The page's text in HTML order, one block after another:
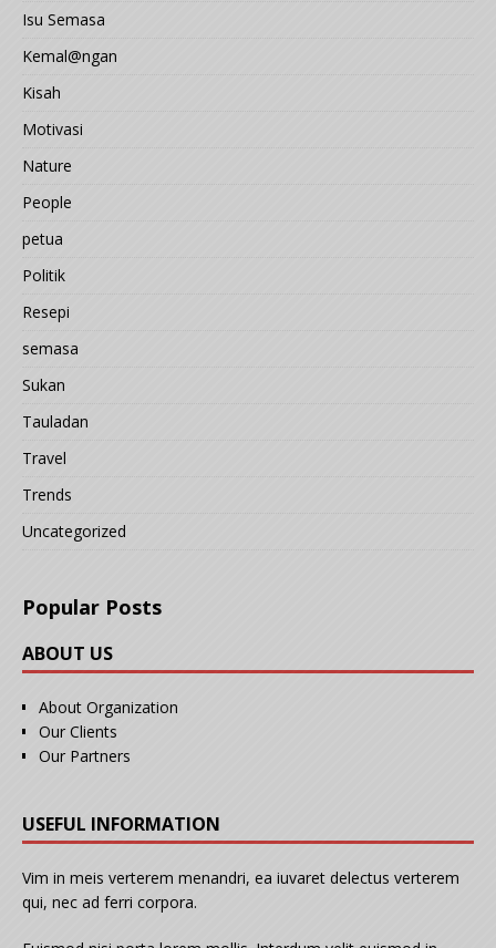
Isu Semasa
Kemal@ngan
Kisah
Motivasi
Nature
People
petua
Politik
Resepi
semasa
Sukan
Tauladan
Travel
Trends
Uncategorized
Popular Posts
ABOUT US
About Organization
Our Clients
Our Partners
USEFUL INFORMATION
Vim in meis verterem menandri, ea iuvaret delectus verterem
qui, nec ad ferri corpora.